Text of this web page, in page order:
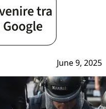
June 9, 2025